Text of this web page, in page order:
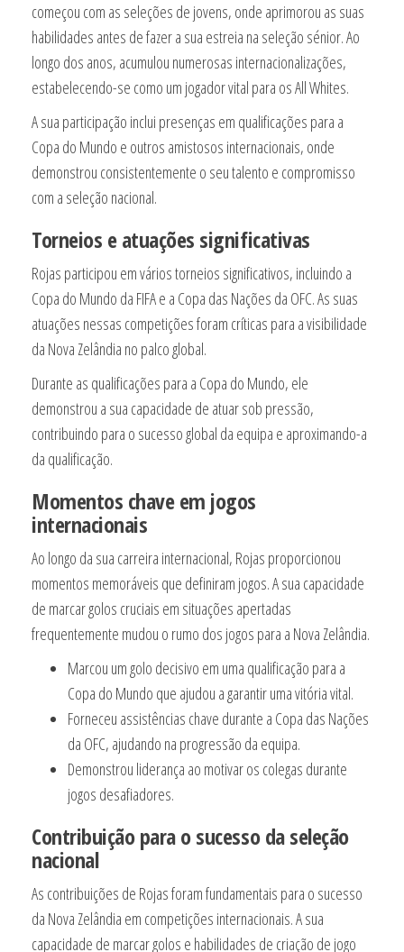
começou com as seleções de jovens, onde aprimorou as suas
habilidades antes de fazer a sua estreia na seleção sénior. Ao
longo dos anos, acumulou numerosas internacionalizações,
estabelecendo-se como um jogador vital para os All Whites.
A sua participação inclui presenças em qualificações para a
Copa do Mundo e outros amistosos internacionais, onde
demonstrou consistentemente o seu talento e compromisso
com a seleção nacional.
Torneios e atuações significativas
Rojas participou em vários torneios significativos, incluindo a
Copa do Mundo da FIFA e a Copa das Nações da OFC. As suas
atuações nessas competições foram críticas para a visibilidade
da Nova Zelândia no palco global.
Durante as qualificações para a Copa do Mundo, ele
demonstrou a sua capacidade de atuar sob pressão,
contribuindo para o sucesso global da equipa e aproximando-a
da qualificação.
Momentos chave em jogos
internacionais
Ao longo da sua carreira internacional, Rojas proporcionou
momentos memoráveis que definiram jogos. A sua capacidade
de marcar golos cruciais em situações apertadas
frequentemente mudou o rumo dos jogos para a Nova Zelândia.
Marcou um golo decisivo em uma qualificação para a
Copa do Mundo que ajudou a garantir uma vitória vital.
Forneceu assistências chave durante a Copa das Nações
da OFC, ajudando na progressão da equipa.
Demonstrou liderança ao motivar os colegas durante
jogos desafiadores.
Contribuição para o sucesso da seleção
nacional
As contribuições de Rojas foram fundamentais para o sucesso
da Nova Zelândia em competições internacionais. A sua
capacidade de marcar golos e habilidades de criação de jogo